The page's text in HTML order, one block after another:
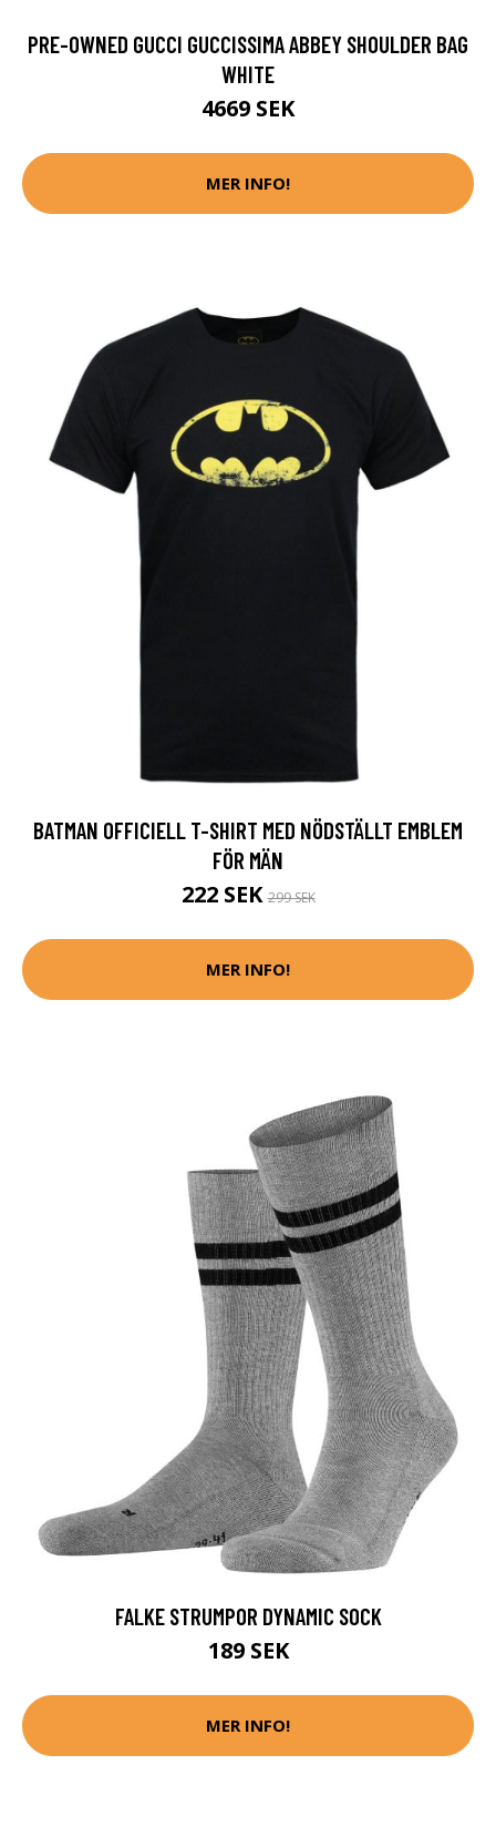
PRE-OWNED GUCCI GUCCISSIMA ABBEY SHOULDER BAG
WHITE
4669 SEK
MER INFO!
BATMAN OFFICIELL T-SHIRT MED NÖDSTÄLLT EMBLEM
FÖR MÄN
222 SEK299 SEK
MER INFO!
FALKE STRUMPOR DYNAMIC SOCK
189 SEK
MER INFO!